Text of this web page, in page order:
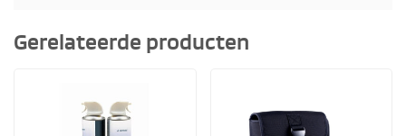
Gerelateerde producten